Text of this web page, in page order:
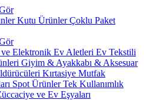
Kutu ÜrünlerÇoklu Paket
Elektronik Ev Aletleri Ev Tekstili
Giyim & Ayakkabı & Aksesuar
Kırtasiye Mutfak
Spot ÜrünlerTek Kullanımlık
ve Ev Eşyaları